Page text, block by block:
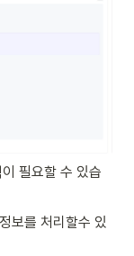
필요할 수 있습
보를 처리할수 있